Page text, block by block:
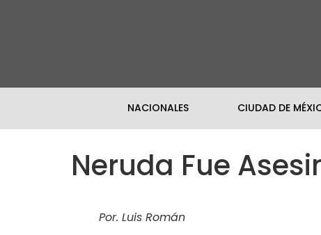
NACIONALES CIUDAD DE
Neruda Fue
Por. Luis Román